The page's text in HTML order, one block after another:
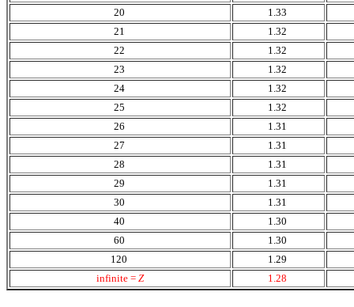
20
1.33
21
1.32
22
1.32
23
1.32
24
1.32
25
1.32
26
1.31
27
1.31
28
1.31
29
1.31
30
1.31
40
1.30
60
1.30
120
1.29
infinite = Z 1.28